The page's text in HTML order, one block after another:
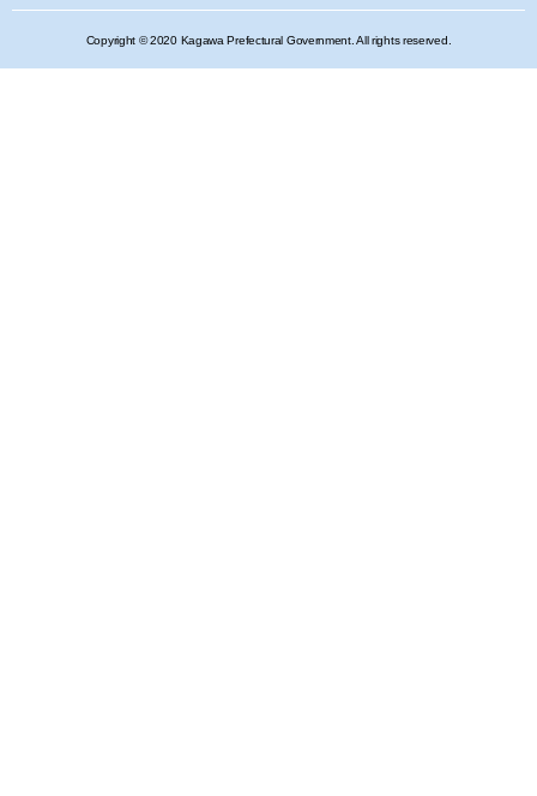
Copyright © 2020 Kagawa Prefectural Government. All rights reserved.